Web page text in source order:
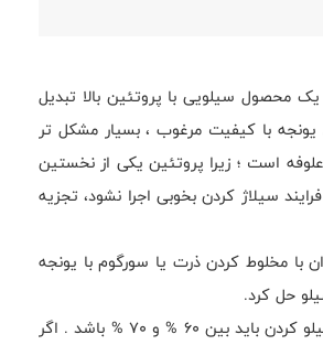
محصول سیلویی با پروتئین بالا تبدیل
یونجه با کیفیت مرغوب ، بسیار مشکل تر
است ؛ زیرا پروتئین یکی از نخستین
سیلاژ کردن بخوبی اجرا نشود، تجزیه
با مخلوط کردن ذرت یا سورگوم با یونجه
حل کرد.
مقدار رطوبت برای سیلو کردن باید بین 60 % و 70 % باشد . اگر